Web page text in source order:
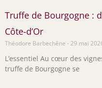
Truffe de Bourgogne :
Côte-d’Or
Théodore Barbechêne 29 mai
L’essentiel Au cœur des
truffe de Bourgogne se